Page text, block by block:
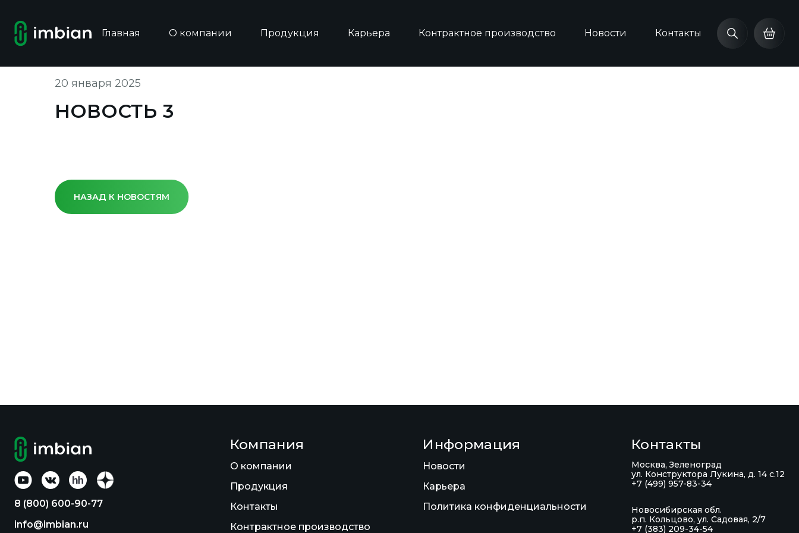
Главная О компании Продукция Карьера Контрактное производство Новости Контакты
20 января 2025
НОВОСТЬ 3
НАЗАД К НОВОСТЯМ
8 (800) 600-90-77
info@imbian.ru
Компания
О компании
Продукция
Контакты
Контрактное производство
Информация
Новости
Карьера
Политика конфиденциальности
Контакты
Москва, Зеленоград
ул. Конструктора Лукина, д. 14 с.12
+7 (499) 957-83-34
Новосибирская обл.
р.п. Кольцово, ул. Садовая, 2/7
+7 (383) 209-34-54